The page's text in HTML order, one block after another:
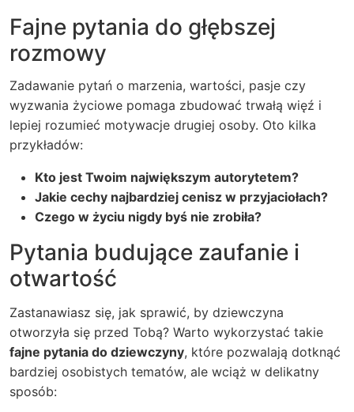
Fajne pytania do głębszej
rozmowy
Zadawanie pytań o marzenia, wartości, pasje czy
wyzwania życiowe pomaga zbudować trwałą więź i
lepiej rozumieć motywacje drugiej osoby. Oto kilka
przykładów:
Kto jest Twoim największym autorytetem?
Jakie cechy najbardziej cenisz w przyjaciołach?
Czego w życiu nigdy byś nie zrobiła?
Pytania budujące zaufanie i
otwartość
Zastanawiasz się, jak sprawić, by dziewczyna
otworzyła się przed Tobą? Warto wykorzystać takie
fajne pytania do dziewczyny, które pozwalają dotknąć
bardziej osobistych tematów, ale wciąż w delikatny
sposób: